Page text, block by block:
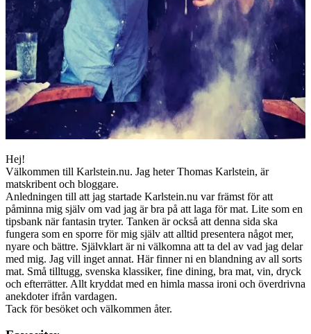
Hej!
Välkommen till Karlstein.nu. Jag heter Thomas Karlstein, är
matskribent och bloggare.
Anledningen till att jag startade Karlstein.nu var främst för att
påminna mig själv om vad jag är bra på att laga för mat. Lite som en
tipsbank när fantasin tryter. Tanken är också att denna sida ska
fungera som en sporre för mig själv att alltid presentera något mer,
nyare och bättre. Självklart är ni välkomna att ta del av vad jag delar
med mig. Jag vill inget annat. Här finner ni en blandning av all sorts
mat. Små tilltugg, svenska klassiker, fine dining, bra mat, vin, dryck
och efterrätter. Allt kryddat med en himla massa ironi och överdrivna
anekdoter ifrån vardagen.
Tack för besöket och välkommen åter.